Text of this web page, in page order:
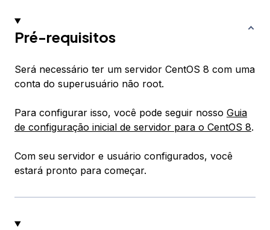
Pré-requisitos
Será necessário ter um servidor CentOS 8 com uma
conta do superusuário não root.
Para configurar isso, você pode seguir nosso Guia
de configuração inicial de servidor para o CentOS 8.
Com seu servidor e usuário configurados, você
estará pronto para começar.